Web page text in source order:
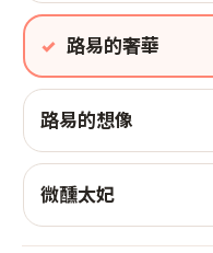
路易的奢華
路易的想像
微醺太妃